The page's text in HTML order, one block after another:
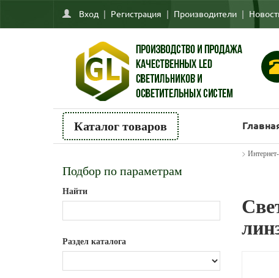
Вход | Регистрация | Производители |
Каталог товаров
Подбор по параметрам
Найти
Раздел каталога
>